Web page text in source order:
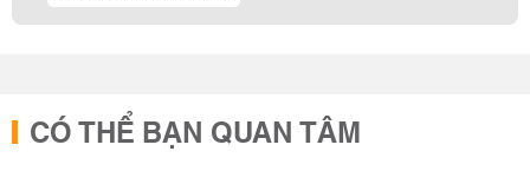
CÓ THỂ BẠN QUAN TÂM